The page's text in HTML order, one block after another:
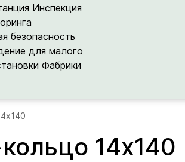
Инспекция
безопасность
для малого
Фабрики
14х140